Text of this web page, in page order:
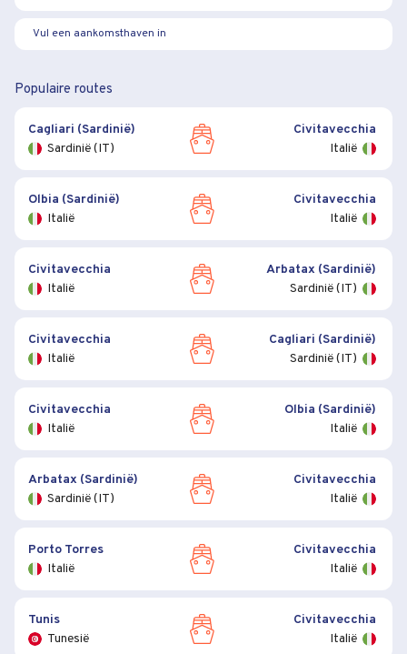
Populaire routes
Cagliari (Sardinië)
Sardinië (IT)
Civitavecchia
Italië
Olbia (Sardinië)
Italië
Civitavecchia
Italië
Civitavecchia
Italië
Arbatax (Sardinië)
Sardinië (IT)
Civitavecchia
Italië
Cagliari (Sardinië)
Sardinië (IT)
Civitavecchia
Italië
Olbia (Sardinië)
Italië
Arbatax (Sardinië)
Sardinië (IT)
Civitavecchia
Italië
Porto Torres
Italië
Civitavecchia
Italië
Tunis
Tunesië
Civitavecchia
Italië